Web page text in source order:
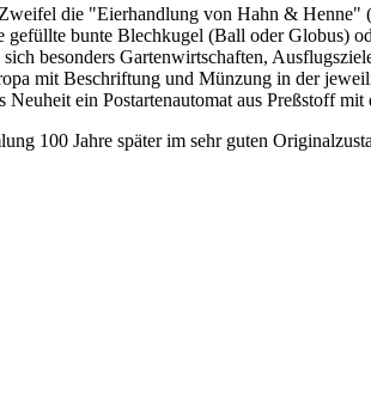
die "Eierhandlung von Hahn &
bunte Blechkugel (Ball oder Globus)
besonders Gartenwirtschaften,
mit Beschriftung und Münzung in der
ein Postartenautomat aus Preßstoff
100 Jahre später im sehr guten